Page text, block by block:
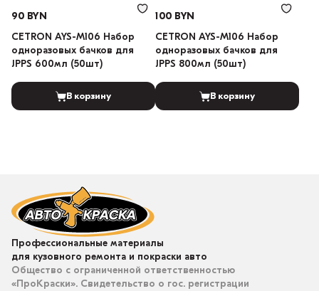
90 BYN
CETRON AYS-M106 Набор
одноразовых бачков для
JPPS 600мл (50шт)
В корзину
100 BYN
CETRON AYS-M106 Набор
одноразовых бачков для
JPPS 800мл (50шт)
В корзину
Профессиональные материалы
для кузовного ремонта и покраски авто
Общество с ограниченной ответственностью
«ПроКраски». Свидетельство о гос. регистрации